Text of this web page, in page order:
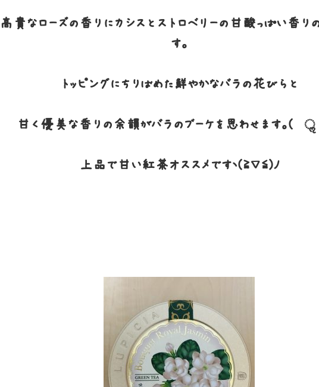
高貴なローズの香りにカシスとストロベリーの甘酸っぱい香り
す。
トッピングにちりばめた鮮やかなバラの花びらと
甘く優美な香りの余韻がバラのブーケを思わせます。(
上品で甘い紅茶オススメですヽ(≧▽≦)ﾉ